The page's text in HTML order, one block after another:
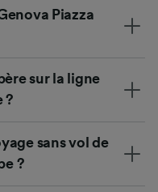
Piazza
sur la ligne
?
sans vol de
?